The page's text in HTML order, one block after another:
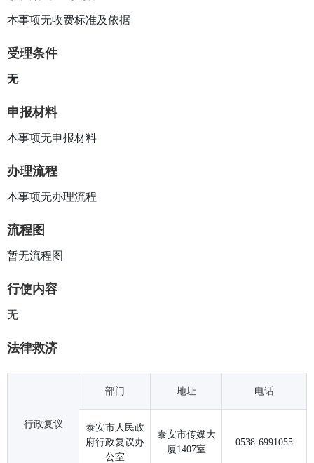
本事项无收费标准及依据
受理条件
无
申报材料
本事项无申报材料
办理流程
本事项无办理流程
流程图
暂无流程图
行使内容
无
法律救济
行政复议
部门 地址 电话
泰安市人民政
府行政复议办
公室
泰安市传媒大
厦1407室
0538-6991055